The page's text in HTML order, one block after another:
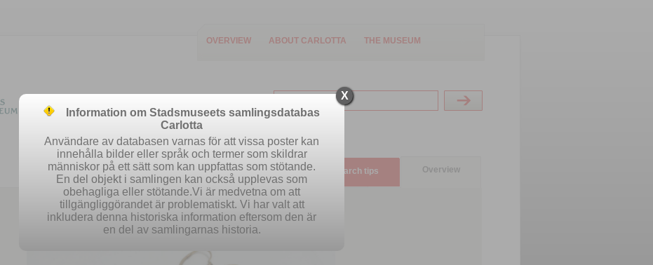
OVERVIEW ABOUT CARLOTTA THE MUSEUM
Easy search Advanced search Search tips Overview
X
Information om Stadsmuseets samlingsdatabas
Carlotta
Användare av databasen varnas för att vissa poster kan
innehålla bilder eller språk och termer som skildrar
människor på ett sätt som kan uppfattas som stötande.
En del objekt i samlingen kan också upplevas som
obehagliga eller stötande.Vi är medvetna om att
tillgängliggörandet är problematiskt. Vi har valt att
inkludera denna historiska information eftersom den är
en del av samlingarnas historia.